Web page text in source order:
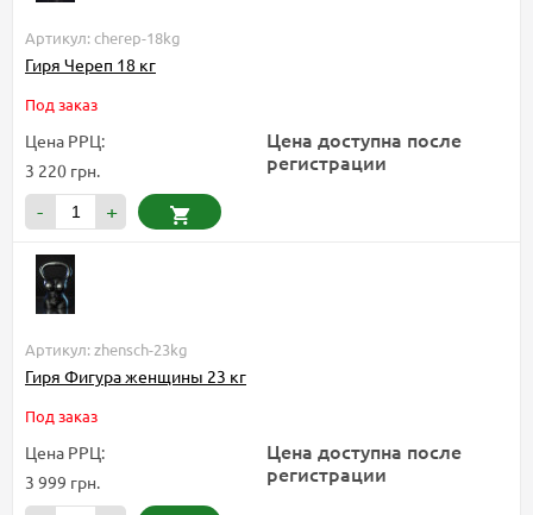
Артикул: cherep-18kg
Гиря Череп 18 кг
Под заказ
Цена РРЦ:
3 220 грн.
Цена доступна после
регистрации
- +
Артикул: zhensch-23kg
Гиря Фигура женщины 23 кг
Под заказ
Цена РРЦ:
3 999 грн.
Цена доступна после
регистрации